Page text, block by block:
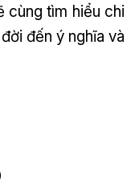
cùng tìm hiểu chi
đến ý nghĩa và